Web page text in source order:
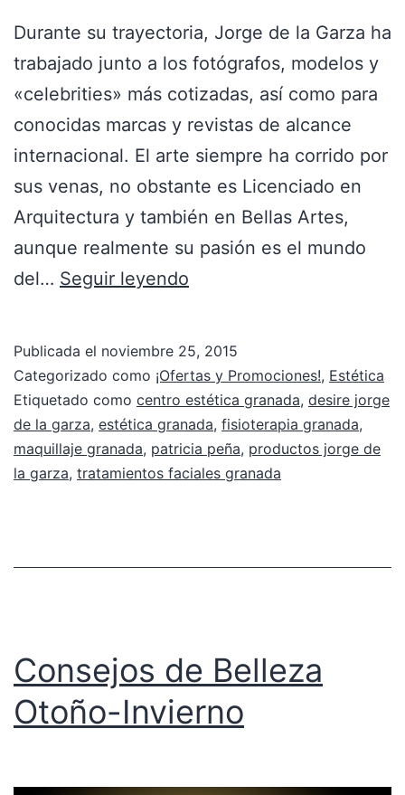
Durante su trayectoria, Jorge de la Garza ha
trabajado junto a los fotógrafos, modelos y
«celebrities» más cotizadas, así como para
conocidas marcas y revistas de alcance
internacional. El arte siempre ha corrido por
sus venas, no obstante es Licenciado en
Arquitectura y también en Bellas Artes,
aunque realmente su pasión es el mundo
del… Seguir leyendo
Publicada el noviembre 25, 2015
Categorizado como ¡Ofertas y Promociones!, Estética
Etiquetado como centro estética granada, desire jorge
de la garza, estética granada, fisioterapia granada,
maquillaje granada, patricia peña, productos jorge de
la garza, tratamientos faciales granada
Consejos de Belleza
Otoño-Invierno